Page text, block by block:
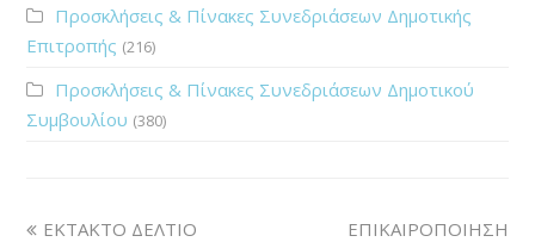
Προσκλήσεις & Πίνακες Συνεδριάσεων Δημοτικής
Επιτροπής (216)
Προσκλήσεις & Πίνακες Συνεδριάσεων Δημοτικού
Συμβουλίου (380)
ΕΚΤΑΚΤΟ ΔΕΛΤΙΟ
ΕΠΙΚΑΙΡΟΠΟΙΗΣΗ